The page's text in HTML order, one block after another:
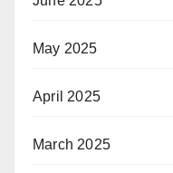
May 2025
April 2025
March 2025